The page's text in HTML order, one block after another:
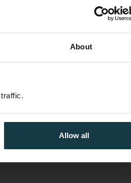
About
Allow all
Ikke medlem 499,–
499,–
Kjøp
Kjøp